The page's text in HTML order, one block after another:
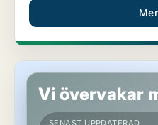
Lägenhet i Vaxholm
Vi övervakar
SENAST UPPDATERAD